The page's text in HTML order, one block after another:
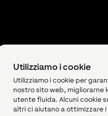
Utilizziamo i cookie
Utilizziamo i cookie per
nostro sito web, migliorarne
utente fluida. Alcuni cookie
altri ci aiutano a ottimizzare